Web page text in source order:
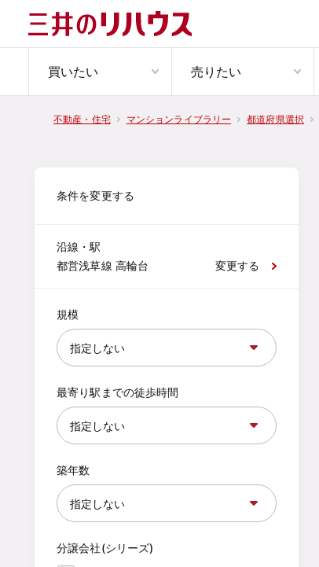
買いたい 売りたい
不動産・住宅 マンションライブラリー 都道府県選択
条件を変更する
沿線・駅
都営浅草線 高輪台
変更する
規模
最寄り駅までの徒歩時間
築年数
分譲会社(シリーズ)